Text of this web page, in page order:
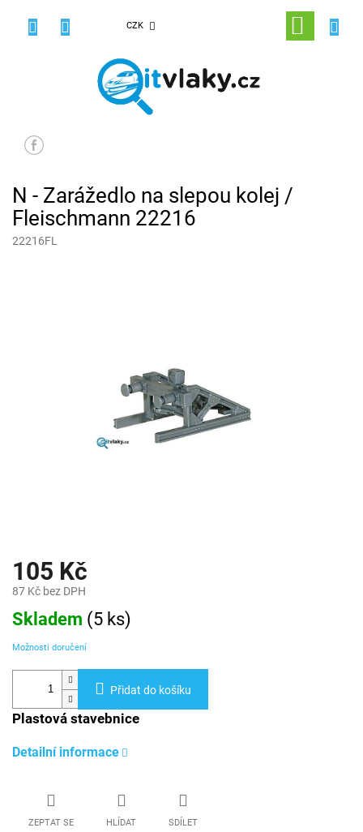
CZK
NÁKUPNÍ
KOŠÍK
N - Zarážedlo na slepou kolej /
Fleischmann 22216
22216FL
105 Kč
87 Kč bez DPH
Měrná
cena:
Skladem (5 ks)
Možnosti doručení
Přidat do košíku
Plastová stavebnice
Detailní informace
ZEPTAT SE HLÍDAT SDÍLET